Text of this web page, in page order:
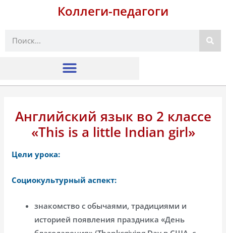
Коллеги-педагоги
Поиск
Английский язык во 2 классе
«This is a little Indian girl»
Цели урока:
Социокультурный аспект:
знакомство с обычаями, традициями и
историей появления праздника «День